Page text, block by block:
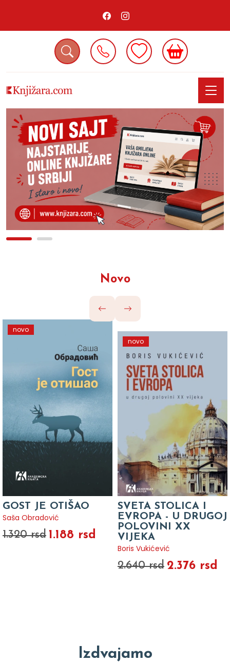
Novo
novo
GOST JE OTIŠAO
Saša Obradović
1.320 rsd 1.188 rsd
novo
SVETA STOLICA I
EVROPA - U DRUGOJ
POLOVINI XX
VIJEKA
Boris Vukićević
2.640 rsd 2.376 rsd
Izdvajamo